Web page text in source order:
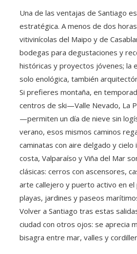
Una de las ventajas de Santiago
estratégica. A menos de dos
vitivinícolas del Maipo y de
bodegas para degustaciones y
históricas y proyectos jóvenes; la
solo enológica, también
Si prefieres montaña, en
centros de ski—Valle Nevado, La
—permiten un día de nieve sin
verano, esos mismos caminos
caminatas con aire delgado y cielo
costa, Valparaíso y Viña del Mar
clásicas: cerros con ascensores,
arte callejero y puerto activo en el
playas, jardines y paseos
Volver a Santiago tras estas
ciudad con otros ojos: se aprecia
bisagra entre mar, valles y